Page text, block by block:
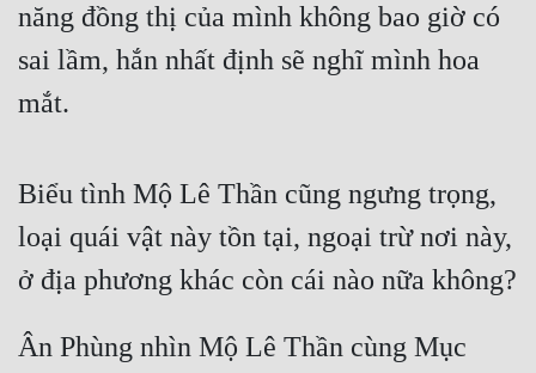
Học Đường
Khoa Huyễn
Kỳ Huyễn
Linh Dị
năng đồng thị của mình không bao giờ có
sai lầm, hắn nhất định sẽ nghĩ mình hoa
mắt.
Biểu tình Mộ Lê Thần cũng ngưng trọng,
loại quái vật này tồn tại, ngoại trừ nơi này,
ở địa phương khác còn cái nào nữa không?
Ân Phùng nhìn Mộ Lê Thần cùng Mục